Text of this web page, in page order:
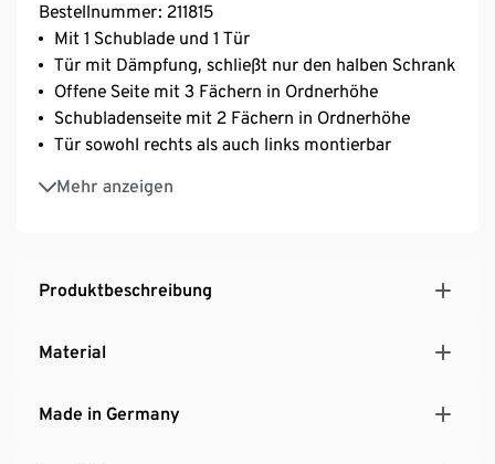
Bestellnummer: 211815
Mit 1 Schublade und 1 Tür
Tür mit Dämpfung, schließt nur den halben Schrank
Offene Seite mit 3 Fächern in Ordnerhöhe
Schubladenseite mit 2 Fächern in Ordnerhöhe
Tür sowohl rechts als auch links montierbar
Mehr anzeigen
Korpus und Fronten in Graphit
Schublade mit Selbsteinzug
Stoß- und schlagfeste Kanten
Ohne Styropor verpackt
Produktbeschreibung
Material
Made in Germany